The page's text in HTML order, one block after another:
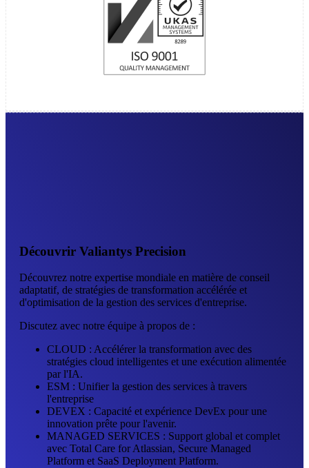
Découvrir Valiantys Precision
Découvrez notre expertise mondiale en matière de conseil
adaptatif, de stratégies de transformation accélérée et
d'optimisation de la gestion des services d'entreprise.
Discutez avec notre équipe à propos de :
CLOUD : Accélérer la transformation avec des
stratégies cloud intelligentes et une exécution alimentée
par l'IA.
ESM : Unifier la gestion des services à travers
l'entreprise
DEVEX : Capacité et expérience DevEx pour une
innovation prête pour l'avenir.
MANAGED SERVICES : Support global et complet
avec Total Care for Atlassian, Secure Managed
Platform et SaaS Deployment Platform.